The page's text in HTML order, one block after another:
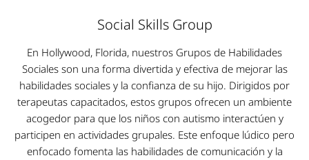
Social Skills Group
En Hollywood, Florida, nuestros Grupos de Habilidades
Sociales son una forma divertida y efectiva de mejorar las
habilidades sociales y la confianza de su hijo. Dirigidos por
terapeutas capacitados, estos grupos ofrecen un ambiente
acogedor para que los niños con autismo interactúen y
participen en actividades grupales. Este enfoque lúdico pero
enfocado fomenta las habilidades de comunicación y la